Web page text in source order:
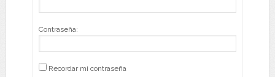
Contraseña:
Recordar mi contraseña